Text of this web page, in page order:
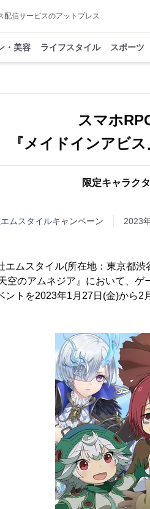
配信サービスのアットプレス
・美容 ライフスタイル スポーツ
スマホ
『メイドインアビ
限定キャラク
ムスタイルキャンペーン 2023
エムスタイル(所在地：東京都
空のアムネジア』において、
ントを2023年1月27日(金)から2